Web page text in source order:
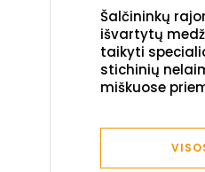
Šalčininkų
išvartytų
taikyti
stichinių
miškuose